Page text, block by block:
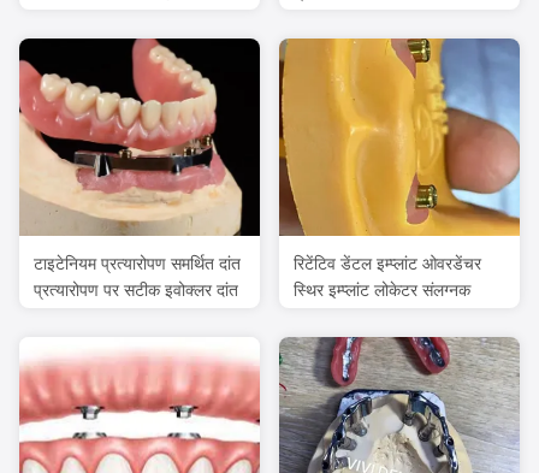
टाइटेनियम प्रत्यारोपण समर्थित दांत
प्रत्यारोपण पर सटीक इवोक्लर दांत
रिटेंटिव डेंटल इम्प्लांट ओवरडेंचर
स्थिर इम्प्लांट लोकेटर संलग्नक